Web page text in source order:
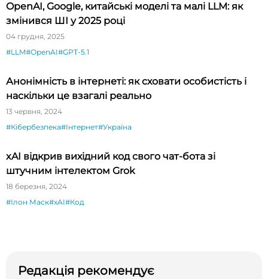
OpenAI, Google, китайські моделі та малі LLM: як
змінився ШІ у 2025 році
04 грудня, 2025
#LLM#OpenAI#GPT-5.1
Анонімність в інтернеті: як сховати особистість і
наскільки це взагалі реально
13 червня, 2024
#Кібербезпека#Інтернет#Україна
xAI відкрив вихідний код свого чат-бота зі
штучним інтелектом Grok
18 березня, 2024
#Ілон Маск#xAI#Код
Редакція рекомендує